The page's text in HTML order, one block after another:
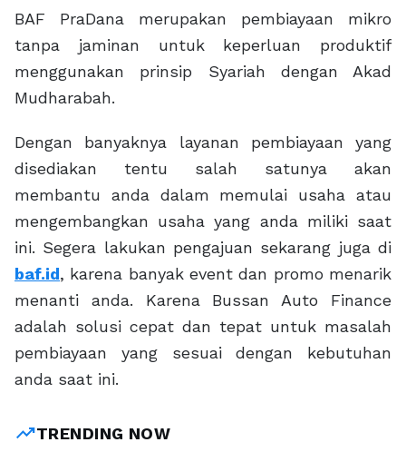
BAF PraDana merupakan pembiayaan mikro
tanpa jaminan untuk keperluan produktif
menggunakan prinsip Syariah dengan Akad
Mudharabah.
Dengan banyaknya layanan pembiayaan yang
disediakan tentu salah satunya akan
membantu anda dalam memulai usaha atau
mengembangkan usaha yang anda miliki saat
ini. Segera lakukan pengajuan sekarang juga di
baf.id, karena banyak event dan promo menarik
menanti anda. Karena Bussan Auto Finance
adalah solusi cepat dan tepat untuk masalah
pembiayaan yang sesuai dengan kebutuhan
anda saat ini.
trending_upTRENDING NOW